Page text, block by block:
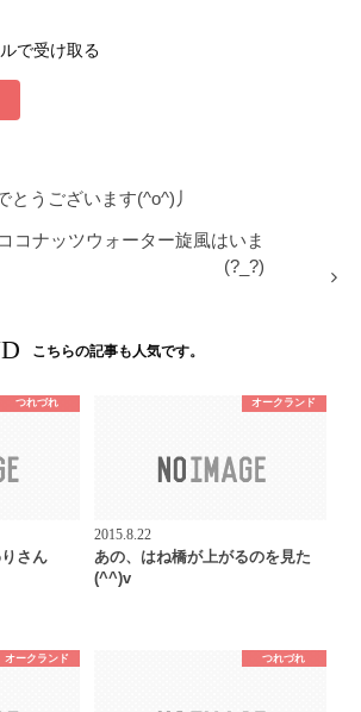
で受け取る
とうございます(^o^)丿
コナッツウォーター旋風はいま
(?_?)
こちらの記事も人気です。
つれづれ
さん
オークランド
2015.8.22
あの、はね橋が上がるのを見た
(^^)v
オークランド つれづれ